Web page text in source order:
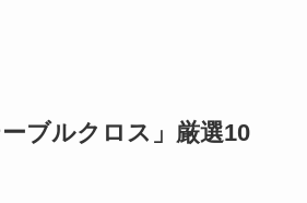
ーブルクロス」 厳選10